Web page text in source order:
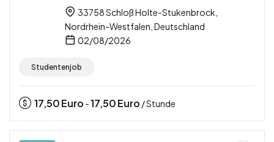
33758 Schloß Holte-Stukenbrock,
Nordrhein-Westfalen, Deutschland
02/08/2026
Studentenjob
17,50Euro -17,50Euro / Stunde